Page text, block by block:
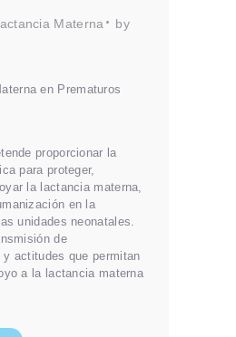
Materna
by
proporcionar la
para proteger,
la lactancia materna,
en la
unidades neonatales.
de
actitudes que permitan
a la lactancia materna